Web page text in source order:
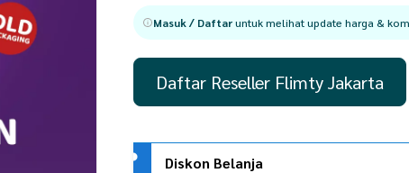
Masuk / Daftaruntuk melihat update harga &
Daftar Reseller Flimty Jakarta
Diskon Belanja